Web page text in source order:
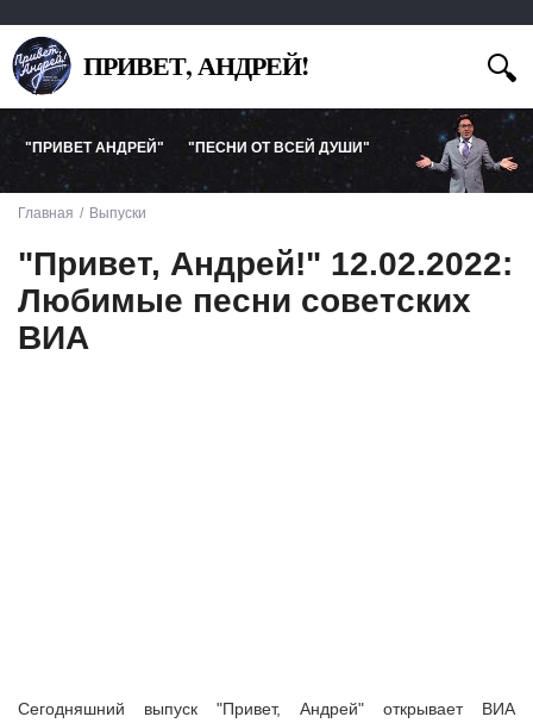
ПРИВЕТ, АНДРЕЙ!
"ПРИВЕТ АНДРЕЙ" "ПЕСНИ ОТ ВСЕЙ ДУШИ"
Главная Выпуски
"Привет, Андрей!" 12.02.2022:
Любимые песни советских
ВИА
Сегодняшний выпуск "Привет, Андрей" открывает ВИА